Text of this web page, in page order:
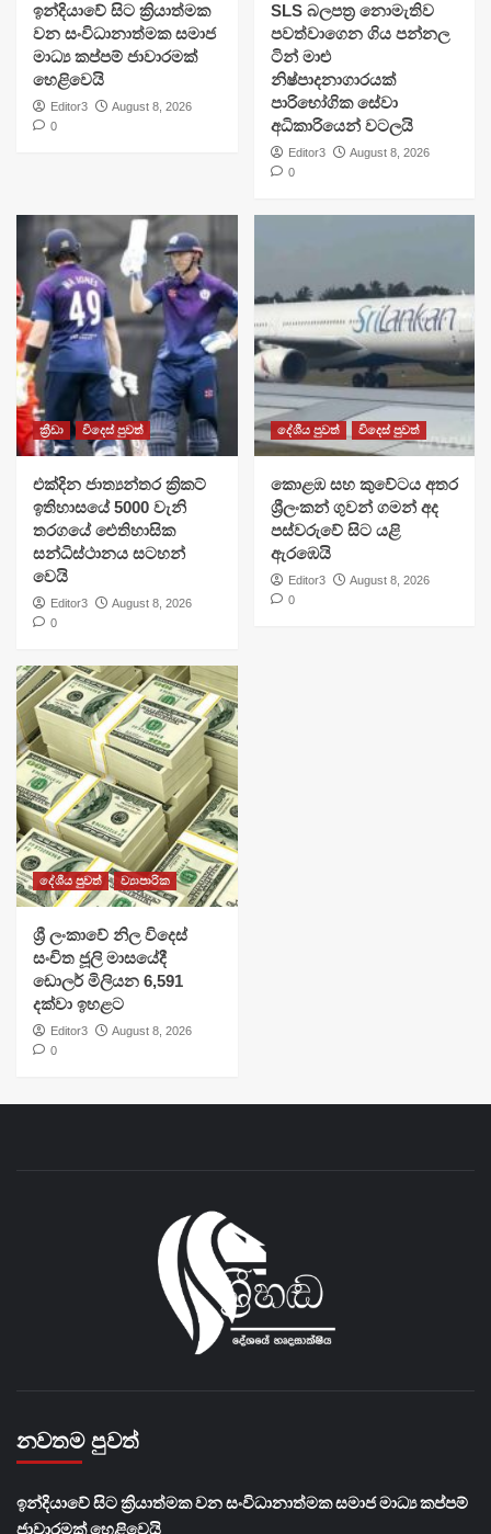
​ඉන්දියාවේ සිට ක්‍රියාත්මක
වන සංවිධානාත්මක සමාජ
මාධ්‍ය කප්පම් ජාවාරමක්
හෙළිවෙයි
Editor3
August 8, 2026
0
SLS බලපත්‍ර නොමැතිව
පවත්වාගෙන ගිය පන්නල
ටින් මාළු
නිෂ්පාදනාගාරයක්
පාරිභෝගික සේවා
අධිකාරියෙන් වටලයි
Editor3
August 8, 2026
0
ක්‍රීඩා විදෙස් පුවත්
එක්දින ජාත්‍යන්තර ක්‍රිකට්
ඉතිහාසයේ 5000 වැනි
තරගයේ ඓතිහාසික
සන්ධිස්ථානය සටහන්
වෙයි
Editor3
August 8, 2026
0
දේශීය පුවත් විදෙස් පුවත්
​කොළඹ සහ කුවේටය අතර
ශ්‍රීලංකන් ගුවන් ගමන් අද
පස්වරුවේ සිට යළි
ඇරඹෙයි
Editor3
August 8, 2026
0
දේශීය පුවත් ව්‍යාපාරික
ශ්‍රී ලංකාවේ නිල විදෙස්
සංචිත ජූලි මාසයේදී
ඩොලර් මිලියන 6,591
දක්වා ඉහළට
Editor3
August 8, 2026
0
නවතම පුවත්
​ඉන්දියාවේ සිට ක්‍රියාත්මක වන සංවිධානාත්මක සමාජ මාධ්‍ය කප්පම්
ජාවාරමක් හෙළිවෙයි